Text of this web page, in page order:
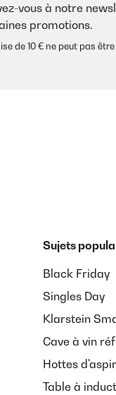
vous à notre
promotions.
de 10 € ne peut pas
Sujets
Black Friday
Singles Day
Klarstein
Cave à vin
Hottes
Table à